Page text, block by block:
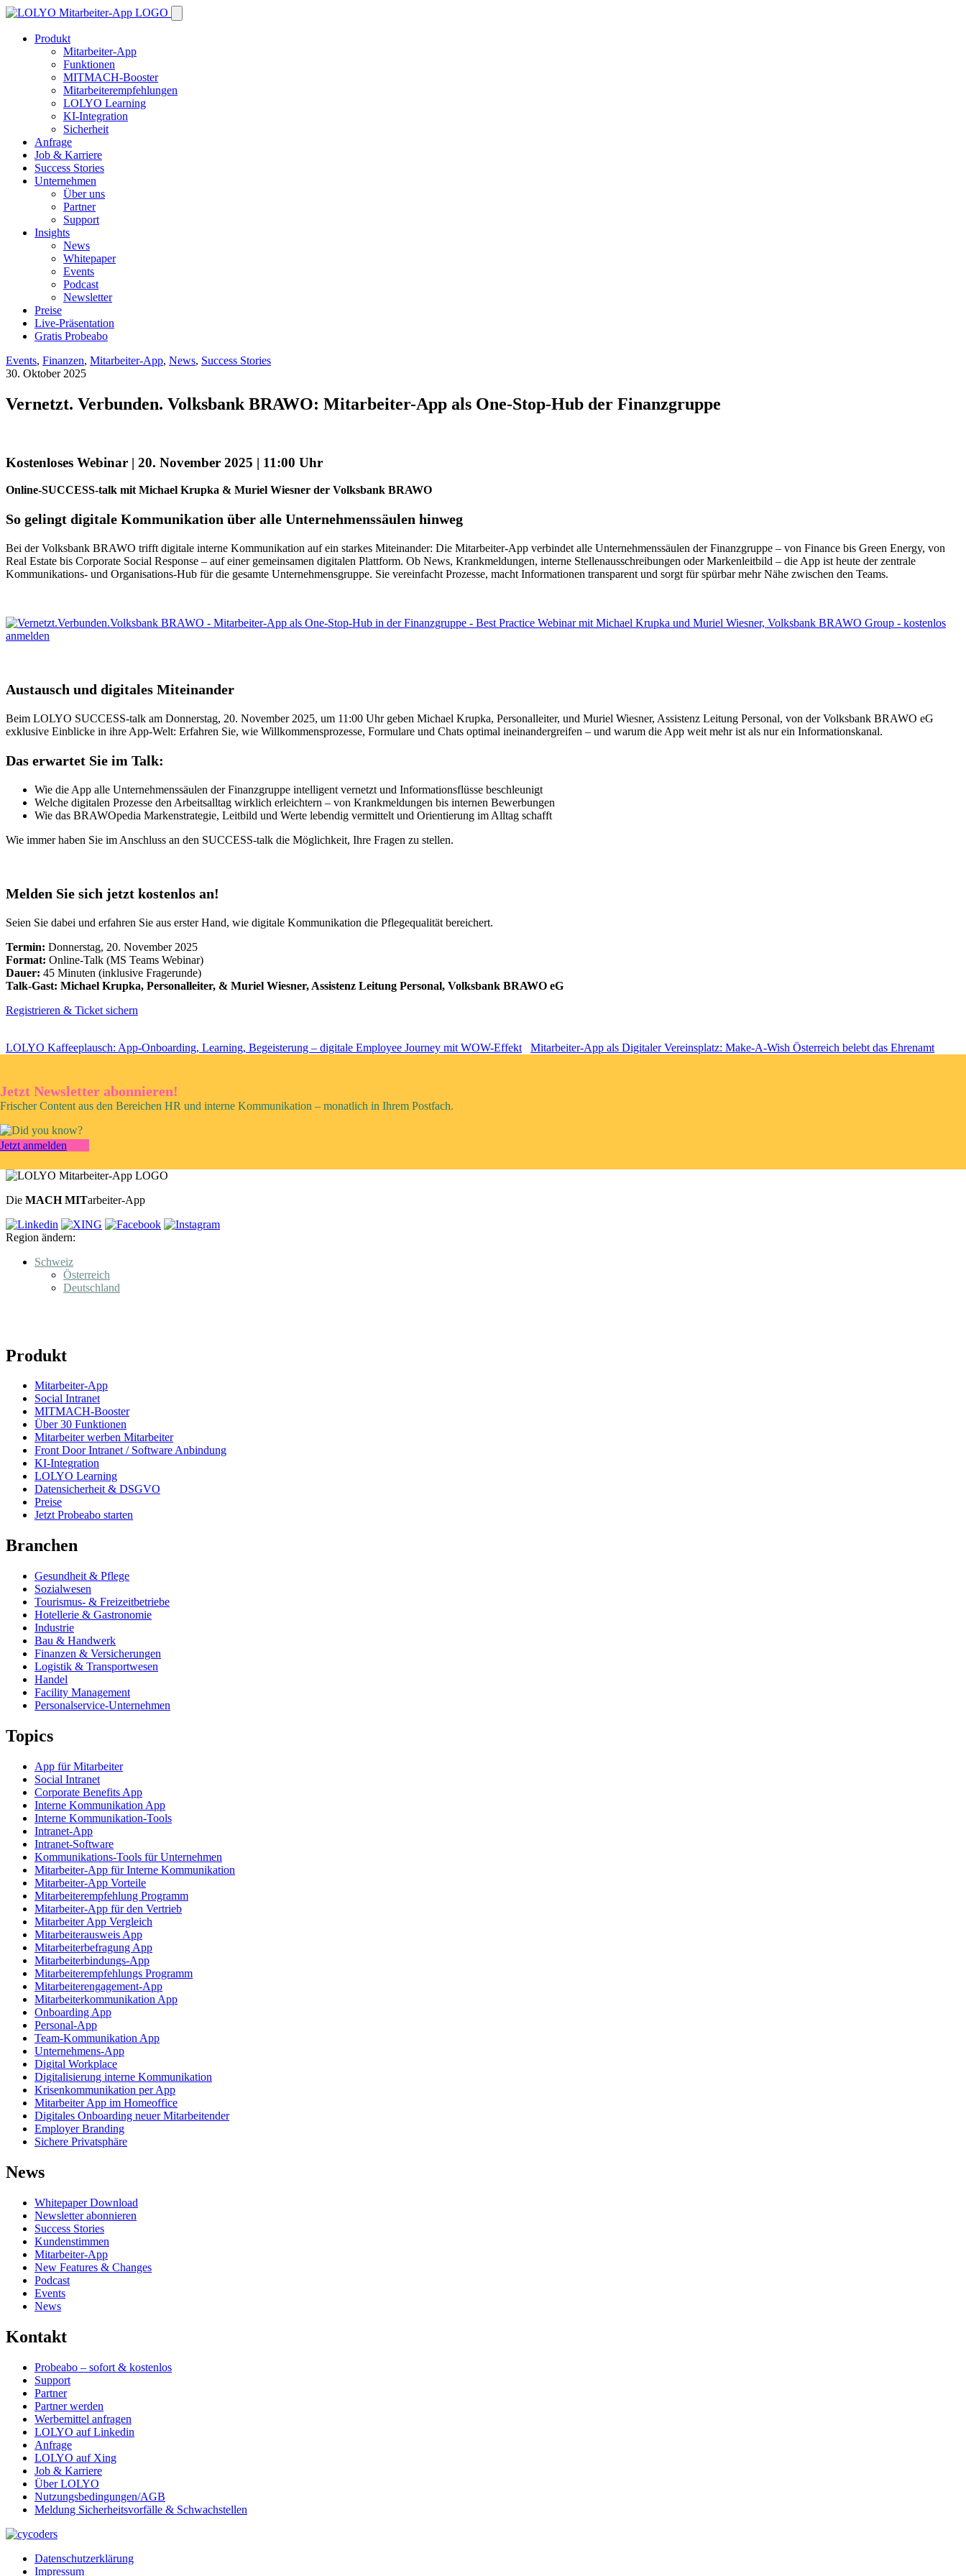
Produkt
Mitarbeiter-App
Funktionen
MITMACH-Booster
Mitarbeiterempfehlungen
LOLYO Learning
KI-Integration
Sicherheit
Anfrage
Job & Karriere
Success Stories
Unternehmen
Über uns
Partner
Support
Insights
News
Whitepaper
Events
Podcast
Newsletter
Preise
Live-Präsentation
Gratis Probeabo
Events, Finanzen, Mitarbeiter-App, News, Success Stories
30. Oktober 2025
Vernetzt. Verbunden. Volksbank BRAWO: Mitarbeiter-App als One-Stop-Hub der Finanzgruppe
Kostenloses Webinar | 20. November 2025 | 11:00 Uhr
Online-SUCCESS-talk mit Michael Krupka & Muriel Wiesner der Volksbank BRAWO
So gelingt digitale Kommunikation über alle Unternehmenssäulen hinweg
Bei der Volksbank BRAWO trifft digitale interne Kommunikation auf ein starkes Miteinander: Die Mitarbeiter-App verbindet alle Unternehmenssäulen der Finanzgruppe – von Finance bis Green Energy, von
Real Estate bis Corporate Social Response – auf einer gemeinsamen digitalen Plattform. Ob News, Krankmeldungen, interne Stellenausschreibungen oder Markenleitbild – die App ist heute der zentrale
Kommunikations- und Organisations-Hub für die gesamte Unternehmensgruppe. Sie vereinfacht Prozesse, macht Informationen transparent und sorgt für spürbar mehr Nähe zwischen den Teams.
Austausch und digitales Miteinander
Beim LOLYO SUCCESS-talk am Donnerstag, 20. November 2025, um 11:00 Uhr geben Michael Krupka, Personalleiter, und Muriel Wiesner, Assistenz Leitung Personal, von der Volksbank BRAWO eG
exklusive Einblicke in ihre App-Welt: Erfahren Sie, wie Willkommensprozesse, Formulare und Chats optimal ineinandergreifen – und warum die App weit mehr ist als nur ein Informationskanal.
Das erwartet Sie im Talk:
Wie die App alle Unternehmenssäulen der Finanzgruppe intelligent vernetzt und Informationsflüsse beschleunigt
Welche digitalen Prozesse den Arbeitsalltag wirklich erleichtern – von Krankmeldungen bis internen Bewerbungen
Wie das BRAWOpedia Markenstrategie, Leitbild und Werte lebendig vermittelt und Orientierung im Alltag schafft
Wie immer haben Sie im Anschluss an den SUCCESS-talk die Möglichkeit, Ihre Fragen zu stellen.
Melden Sie sich jetzt kostenlos an!
Seien Sie dabei und erfahren Sie aus erster Hand, wie digitale Kommunikation die Pflegequalität bereichert.
Termin: Donnerstag, 20. November 2025
Format: Online-Talk (MS Teams Webinar)
Dauer: 45 Minuten (inklusive Fragerunde)
Talk-Gast: Michael Krupka, Personalleiter, & Muriel Wiesner, Assistenz Leitung Personal, Volksbank BRAWO eG
Registrieren & Ticket sichern
LOLYO Kaffeeplausch: App-Onboarding, Learning, Begeisterung – digitale Employee Journey mit WOW-Effekt Mitarbeiter-App als Digitaler Vereinsplatz: Make-A-Wish Österreich belebt das Ehrenamt
Jetzt Newsletter abonnieren!
Frischer Content aus den Bereichen HR und interne Kommunikation – monatlich in Ihrem Postfach.
Jetzt anmelden
Die MACH MITarbeiter-App
Region ändern:
Schweiz
Österreich
Deutschland
Produkt
Mitarbeiter-App
Social Intranet
MITMACH-Booster
Über 30 Funktionen
Mitarbeiter werben Mitarbeiter
Front Door Intranet / Software Anbindung
KI-Integration
LOLYO Learning
Datensicherheit & DSGVO
Preise
Jetzt Probeabo starten
Branchen
Gesundheit & Pflege
Sozialwesen
Tourismus- & Freizeitbetriebe
Hotellerie & Gastronomie
Industrie
Bau & Handwerk
Finanzen & Versicherungen
Logistik & Transportwesen
Handel
Facility Management
Personalservice-Unternehmen
Topics
App für Mitarbeiter
Social Intranet
Corporate Benefits App
Interne Kommunikation App
Interne Kommunikation-Tools
Intranet-App
Intranet-Software
Kommunikations-Tools für Unternehmen
Mitarbeiter-App für Interne Kommunikation
Mitarbeiter-App Vorteile
Mitarbeiterempfehlung Programm
Mitarbeiter-App für den Vertrieb
Mitarbeiter App Vergleich
Mitarbeiterausweis App
Mitarbeiterbefragung App
Mitarbeiterbindungs-App
Mitarbeiterempfehlungs Programm
Mitarbeiterengagement-App
Mitarbeiterkommunikation App
Onboarding App
Personal-App
Team-Kommunikation App
Unternehmens-App
Digital Workplace
Digitalisierung interne Kommunikation
Krisenkommunikation per App
Mitarbeiter App im Homeoffice
Digitales Onboarding neuer Mitarbeitender
Employer Branding
Sichere Privatsphäre
News
Whitepaper Download
Newsletter abonnieren
Success Stories
Kundenstimmen
Mitarbeiter-App
New Features & Changes
Podcast
Events
News
Kontakt
Probeabo – sofort & kostenlos
Support
Partner
Partner werden
Werbemittel anfragen
LOLYO auf Linkedin
Anfrage
LOLYO auf Xing
Job & Karriere
Über LOLYO
Nutzungsbedingungen/AGB
Meldung Sicherheitsvorfälle & Schwachstellen
Datenschutzerklärung
Impressum